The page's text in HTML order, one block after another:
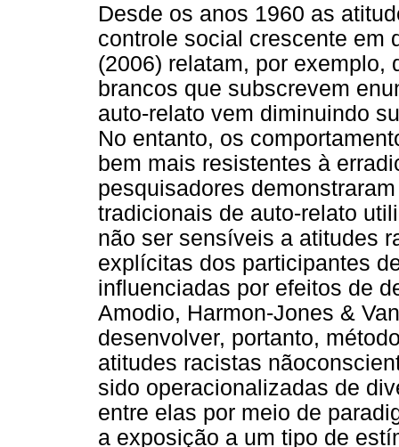
Desde os anos 1960 as
controle social crescente em
(2006) relatam, por exemplo,
brancos que subscrevem
auto-relato vem diminuindo
No entanto, os
bem mais resistentes à
pesquisadores
tradicionais de auto-relato
não ser sensíveis a atitudes
explícitas dos participantes
influenciadas por efeitos de
Amodio, Harmon-Jones &
desenvolver, portanto,
atitudes racistas
sido operacionalizadas de
entre elas por meio de
a exposição a um tipo de